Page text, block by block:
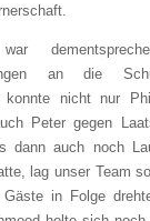
an die
konnte nicht nur
Peter gegen
dann auch noch
lag unser Team
in Folge